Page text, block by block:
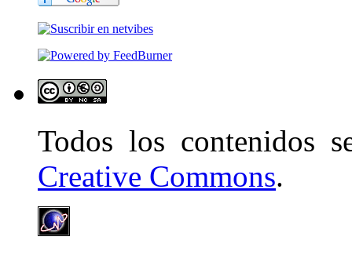
Todos los contenidos
Creative Commons.